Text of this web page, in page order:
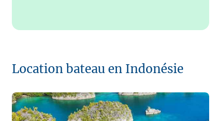
Location bateau en Indonésie